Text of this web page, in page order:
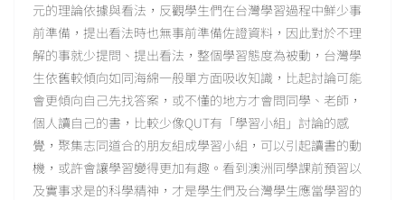
元的理論依據與看法，反觀學生們在台灣學習過程中鮮少事
前準備，提出看法時也無事前準備佐證資料，因此對於不理
解的事就少提問、提出看法，整個學習態度為被動，台灣學
生依舊較傾向如同海綿一般單方面吸收知識，比起討論可能
會更傾向自己先找答案，或不懂的地方才會問同學、老師，
個人讀自己的書，比較少像QUT有「學習小組」討論的感
覺，聚集志同道合的朋友組成學習小組，可以引起讀書的動
機，或許會讓學習變得更加有趣。看到澳洲同學課前預習以
及實事求是的科學精神，才是學生們及台灣學生應當學習的